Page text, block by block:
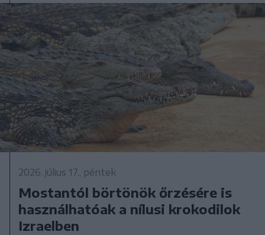
2026. július 17., péntek
Mostantól börtönök őrzésére is
használhatóak a nílusi krokodilok
Izraelben